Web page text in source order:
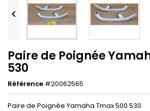

Paire de Poignée
530
Référence #20062565
Paire de Poignée Yamaha Tmax 500 530